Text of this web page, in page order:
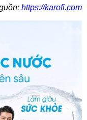
https://karofi.com